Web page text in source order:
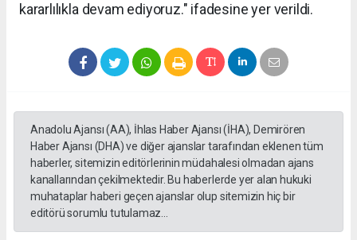
kararlılıkla devam ediyoruz." ifadesine yer verildi.
Anadolu Ajansı (AA), İhlas Haber Ajansı (İHA), Demirören
Haber Ajansı (DHA) ve diğer ajanslar tarafından eklenen tüm
haberler, sitemizin editörlerinin müdahalesi olmadan ajans
kanallarından çekilmektedir. Bu haberlerde yer alan hukuki
muhataplar haberi geçen ajanslar olup sitemizin hiç bir
editörü sorumlu tutulamaz...